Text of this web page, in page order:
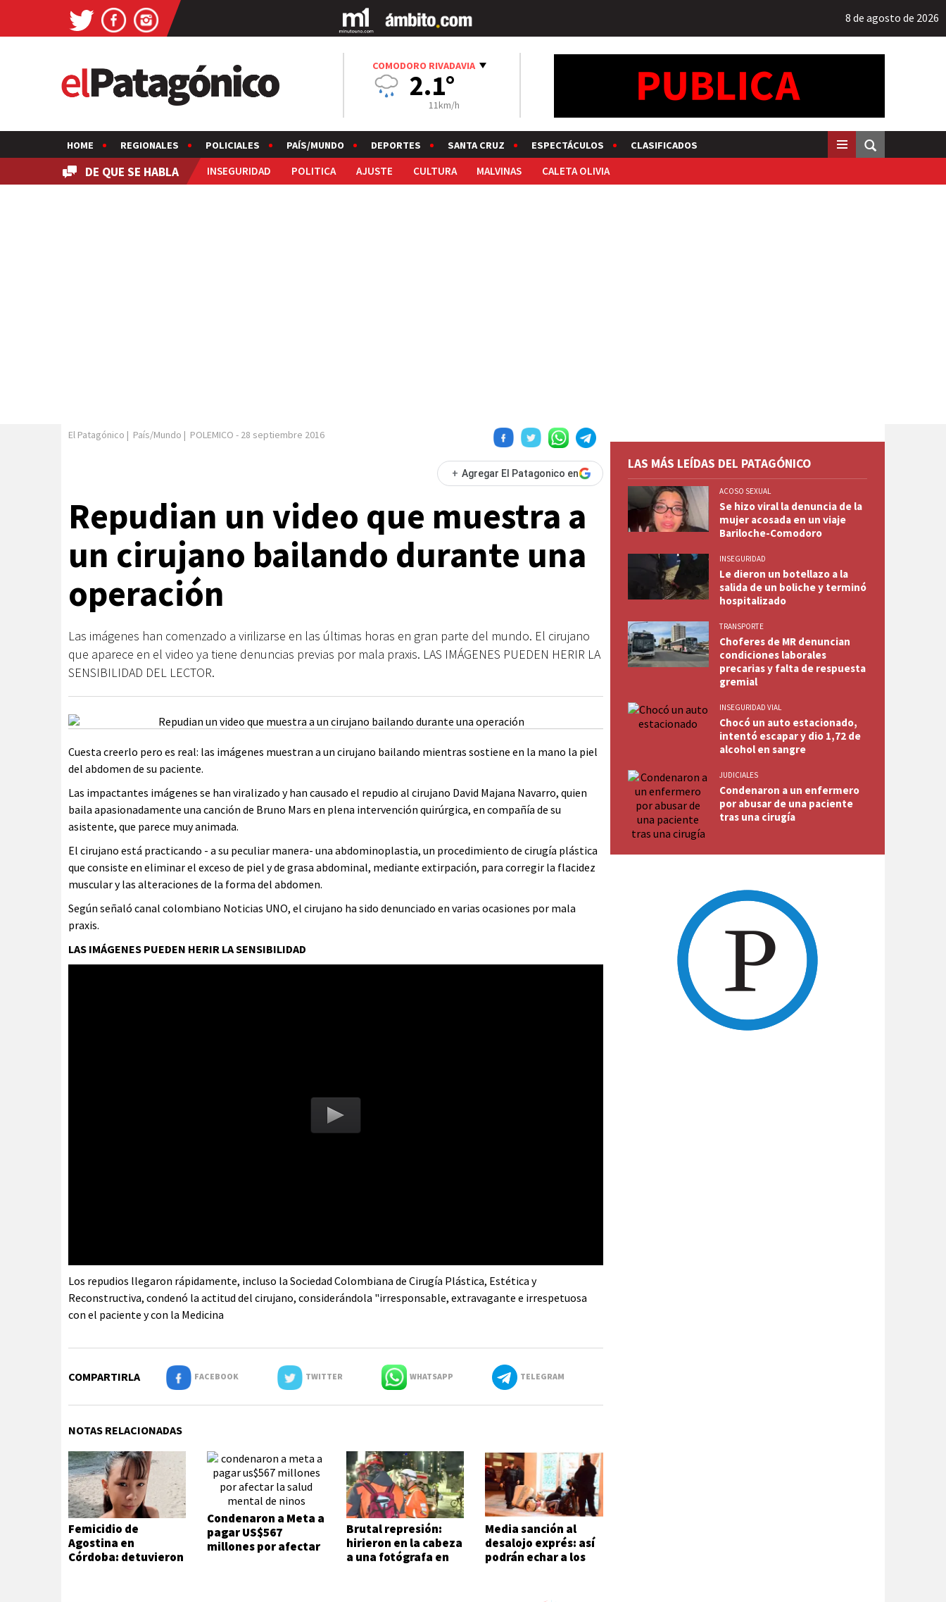
8 de agosto de 2026
COMODORO RIVADAVIA
2.1°
11km/h
HOME REGIONALES POLICIALES PAÍS/MUNDO DEPORTES SANTA CRUZ ESPECTÁCULOS CLASIFICADOS
DE QUE SE HABLA INSEGURIDAD POLITICA AJUSTE CULTURA MALVINAS CALETA OLIVIA
El Patagónico | País/Mundo | POLEMICO - 28 septiembre 2016
+ Agregar El Patagonico en
Repudian un video que muestra a
un cirujano bailando durante una
operación
Las imágenes han comenzado a virilizarse en las últimas horas en gran parte del mundo. El cirujano
que aparece en el video ya tiene denuncias previas por mala praxis. LAS IMÁGENES PUEDEN HERIR LA
SENSIBILIDAD DEL LECTOR.
Cuesta creerlo pero es real: las imágenes muestran a un cirujano bailando mientras sostiene en la mano la piel
del abdomen de su paciente.
Las impactantes imágenes se han viralizado y han causado el repudio al cirujano David Majana Navarro, quien
baila apasionadamente una canción de Bruno Mars en plena intervención quirúrgica, en compañía de su
asistente, que parece muy animada.
El cirujano está practicando - a su peculiar manera- una abdominoplastia, un procedimiento de cirugía plástica
que consiste en eliminar el exceso de piel y de grasa abdominal, mediante extirpación, para corregir la flacidez
muscular y las alteraciones de la forma del abdomen.
Según señaló canal colombiano Noticias UNO, el cirujano ha sido denunciado en varias ocasiones por mala
praxis.
LAS IMÁGENES PUEDEN HERIR LA SENSIBILIDAD
Los repudios llegaron rápidamente, incluso la Sociedad Colombiana de Cirugía Plástica, Estética y
Reconstructiva, condenó la actitud del cirujano, considerándola "irresponsable, extravagante e irrespetuosa
con el paciente y con la Medicina
COMPARTIRLA FACEBOOK TWITTER WHATSAPP TELEGRAM
NOTAS RELACIONADAS
Femicidio de
Agostina en
Córdoba: detuvieron
Condenaron a Meta a
pagar US$567
millones por afectar
Brutal represión:
hirieron en la cabeza
a una fotógrafa en
Media sanción al
desalojo exprés: así
podrán echar a los
LAS MÁS LEÍDAS DEL PATAGÓNICO
ACOSO SEXUAL
Se hizo viral la denuncia de la
mujer acosada en un viaje
Bariloche-Comodoro
INSEGURIDAD
Le dieron un botellazo a la
salida de un boliche y terminó
hospitalizado
TRANSPORTE
Choferes de MR denuncian
condiciones laborales
precarias y falta de respuesta
gremial
INSEGURIDAD VIAL
Chocó un auto estacionado,
intentó escapar y dio 1,72 de
alcohol en sangre
JUDICIALES
Condenaron a un enfermero
por abusar de una paciente
tras una cirugía